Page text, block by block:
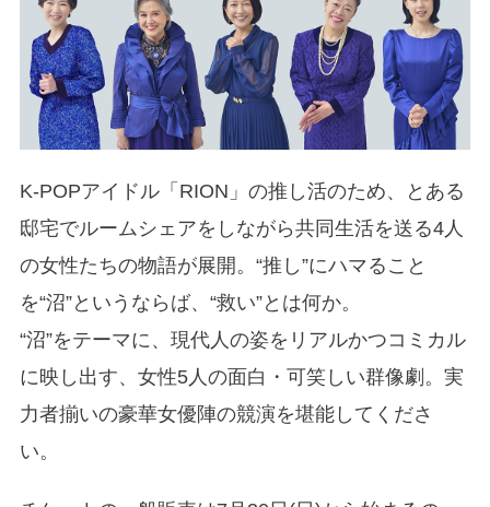
K-POPアイドル「RION」の推し活のため、とある
邸宅でルームシェアをしながら共同生活を送る4人
の女性たちの物語が展開。“推し”にハマること
を“沼”というならば、“救い”とは何か。
“沼”をテーマに、現代人の姿をリアルかつコミカル
に映し出す、女性5人の面白・可笑しい群像劇。実
力者揃いの豪華女優陣の競演を堪能してくださ
い。